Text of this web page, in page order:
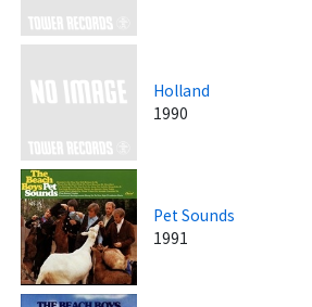
Holland
1990
Pet Sounds
1991